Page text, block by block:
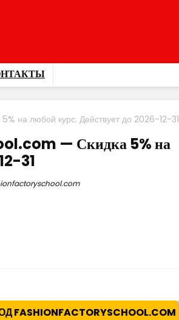
любой курс. Действует до 2026-12-31
— Скидка 5% на
31